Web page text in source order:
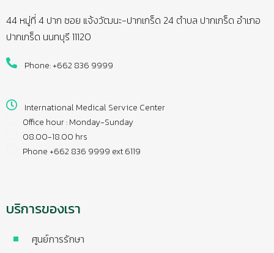
44 หมู่ที่ 4 ปาก ซอย แจ้งวัฒนะ-ปากเกร็ด 24 ตำบล ปากเกร็ด อำเภอ
ปากเกร็ด นนทบุรี 11120
Phone: +662 836 9999
International Medical Service Center
Office hour : Monday-Sunday
08.00-18.00 hrs
Phone +662 836 9999 ext 6119
บริการของเรา
ศูนย์การรักษา